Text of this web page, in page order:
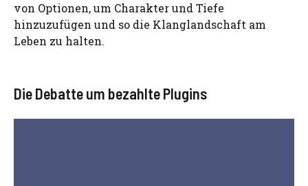
von Optionen, um Charakter und Tiefe
hinzuzufügen und so die Klanglandschaft am
Leben zu halten.
Die Debatte um bezahlte Plugins